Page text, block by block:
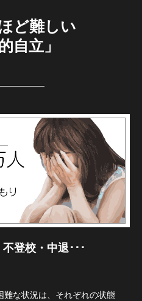
ど難しい
自立」
登校・中退･･･
難な状況は、それぞれの状態